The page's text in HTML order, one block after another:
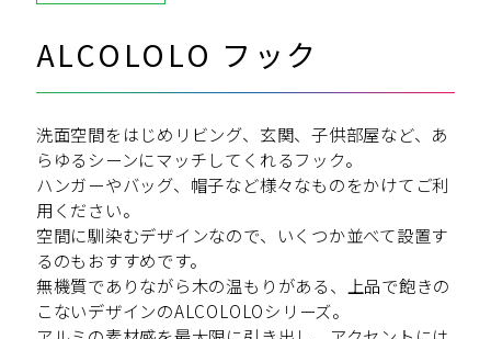
ALCOLOLO フック
洗面空間をはじめリビング、玄関、子供部屋など、あ
らゆるシーンにマッチしてくれるフック。
ハンガーやバッグ、帽子など様々なものをかけてご利
用ください。
空間に馴染むデザインなので、いくつか並べて設置す
るのもおすすめです。
無機質でありながら木の温もりがある、上品で飽きの
こないデザインのALCOLOLOシリーズ。